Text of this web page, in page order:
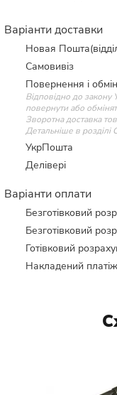
Варіанти доставки
Новая
Самовивіз
Повернення і обмін
Відповідно до закону
повернути або
Зворотна доставка
Детальніше в розділі
УкрПошта
Делівері
Варіанти оплати
Безготівковий
Безготівковий
Готівковий
Накладений платіж